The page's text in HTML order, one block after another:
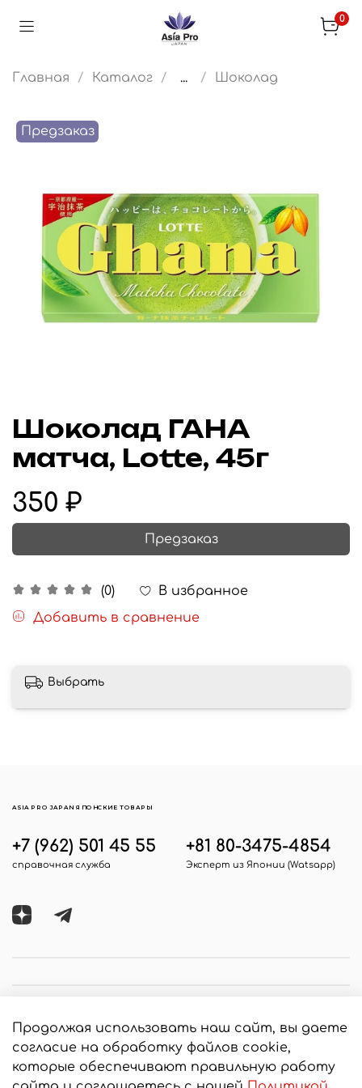
0
Главная Каталог ... Шоколад
Предзаказ
Шоколад ГАНА
матча, Lotte, 45г
(0)
В избранное
Добавить в сравнение
350 ₽
Предзаказ
Выбрать
+7 (962) 501 45 55
справочная служба
+81 80-3475-4854
Эксперт из Японии (Watsapp)
ASIA PRO JAPAN ЯПОНСКИЕ ТОВАРЫ
Продолжая использовать наш сайт, вы даете
согласие на обработку файлов cookie,
которые обеспечивают правильную работу